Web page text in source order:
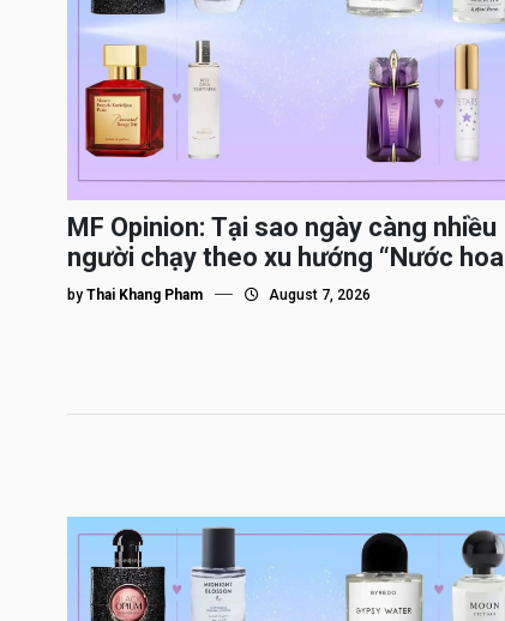
MF Opinion: Tại sao ngày càng nhiều
người chạy theo xu hướng “Nước hoa
Dupe”?
by Thai Khang Pham August 7, 2026